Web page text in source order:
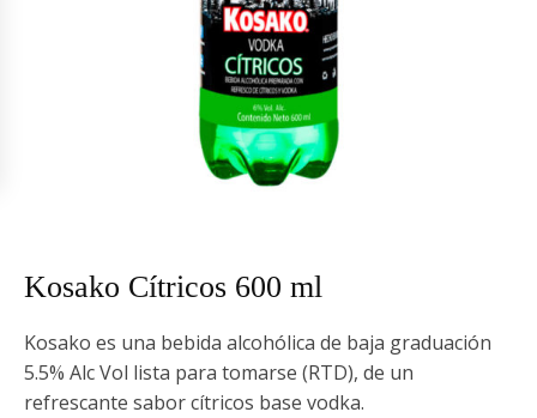
Kosako Cítricos 600 ml
Kosako es una bebida alcohólica de baja graduación
5.5% Alc Vol lista para tomarse (RTD), de un
refrescante sabor cítricos base vodka.